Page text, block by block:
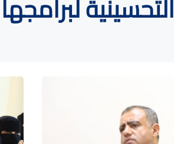
التحسينية